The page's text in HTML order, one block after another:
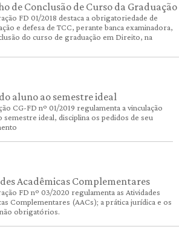
de Conclusão de Curso da Graduação
FD 01/2018 destaca a obrigatoriedade de
e defesa de TCC, perante banca examinadora,
do curso de graduação em Direito, na
aluno ao semestre ideal
CG-FD nº 01/2019 regulamenta a vinculação
semestre ideal, disciplina os pedidos de seu
Acadêmicas Complementares
FD nº 03/2020 regulamenta as Atividades
Complementares (AACs); a prática jurídica e os
obrigatórios.